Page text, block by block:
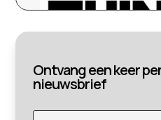
Ontvang een keer
nieuwsbrief